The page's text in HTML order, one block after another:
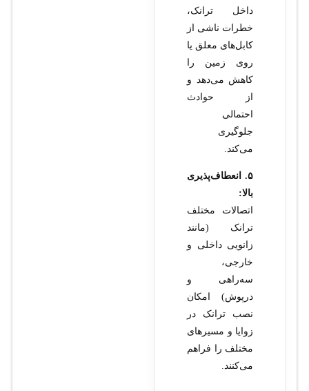
داخل ترانک،
خطرات ناشی از
کابل‌های معلق یا
روی زمین را
کاهش می‌دهد و
از حوادث
احتمالی
جلوگیری
می‌کند.
۵. انعطاف‌پذیری
بالا:
اتصالات مختلف
ترانک (مانند
زانویی داخلی و
خارجی،
سه‌راهی و
درپوش) امکان
نصب ترانک در
زوایا و مسیرهای
مختلف را فراهم
می‌کنند.